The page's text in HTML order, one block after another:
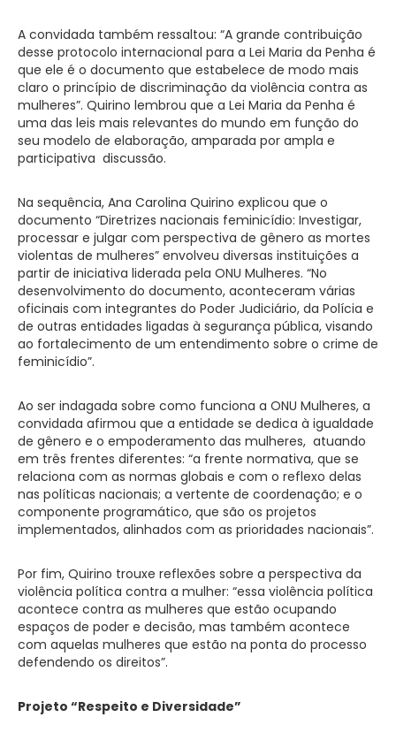
A convidada também ressaltou: “A grande contribuição
desse protocolo internacional para a Lei Maria da Penha é
que ele é o documento que estabelece de modo mais
claro o princípio de discriminação da violência contra as
mulheres”. Quirino lembrou que a Lei Maria da Penha é
uma das leis mais relevantes do mundo em função do
seu modelo de elaboração, amparada por ampla e
participativa discussão.
Na sequência, Ana Carolina Quirino explicou que o
documento “Diretrizes nacionais feminicídio: Investigar,
processar e julgar com perspectiva de gênero as mortes
violentas de mulheres” envolveu diversas instituições a
partir de iniciativa liderada pela ONU Mulheres. “No
desenvolvimento do documento, aconteceram várias
oficinais com integrantes do Poder Judiciário, da Polícia e
de outras entidades ligadas à segurança pública, visando
ao fortalecimento de um entendimento sobre o crime de
feminicídio”.
Ao ser indagada sobre como funciona a ONU Mulheres, a
convidada afirmou que a entidade se dedica à igualdade
de gênero e o empoderamento das mulheres, atuando
em três frentes diferentes: “a frente normativa, que se
relaciona com as normas globais e com o reflexo delas
nas políticas nacionais; a vertente de coordenação; e o
componente programático, que são os projetos
implementados, alinhados com as prioridades nacionais”.
Por fim, Quirino trouxe reflexões sobre a perspectiva da
violência política contra a mulher: “essa violência política
acontece contra as mulheres que estão ocupando
espaços de poder e decisão, mas também acontece
com aquelas mulheres que estão na ponta do processo
defendendo os direitos”.
Projeto “Respeito e Diversidade”